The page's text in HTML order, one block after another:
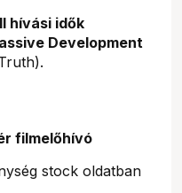
hívási idők
Development
filmelőhívó
stock oldatban